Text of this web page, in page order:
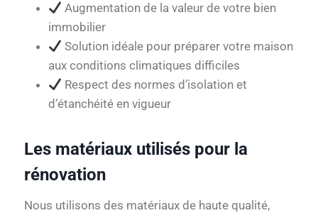
Augmentation de la valeur de votre bien
immobilier
Solution idéale pour préparer votre maison
aux conditions climatiques difficiles
Respect des normes d’isolation et
d’étanchéité en vigueur
Les matériaux utilisés pour la
rénovation
Nous utilisons des matériaux de haute qualité,